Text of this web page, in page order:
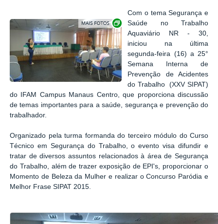
Show image carousel
Com o tema Segurança e
Saúde no Trabalho
Aquaviário NR - 30,
iniciou na última
segunda-feira (16) a 25°
Semana Interna de
Prevenção de Acidentes
do Trabalho (XXV SIPAT)
do IFAM Campus Manaus Centro, que proporciona discussão
de temas importantes para a saúde, segurança e prevenção do
trabalhador.
Organizado pela turma formanda do terceiro módulo do Curso
Técnico em Segurança do Trabalho, o evento visa difundir e
tratar de diversos assuntos relacionados à área de Segurança
do Trabalho, além de trazer exposição de EPI's, proporcionar o
Momento de Beleza da Mulher e realizar o Concurso Paródia e
Melhor Frase SIPAT 2015.